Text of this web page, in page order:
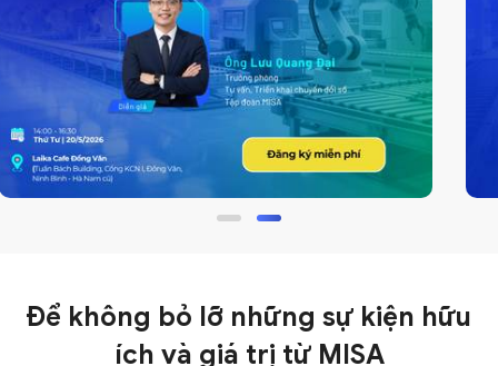
Để không bỏ lỡ những sự kiện hữu
ích và giá trị từ MISA